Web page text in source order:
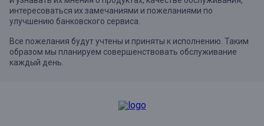
интересоваться их замечаниями и пожеланиями по
улучшению банковского сервиса.
Все пожелания будут учтены и приняты к исполнению. Таким
образом мы планируем совершенствовать обслуживание
каждый день.